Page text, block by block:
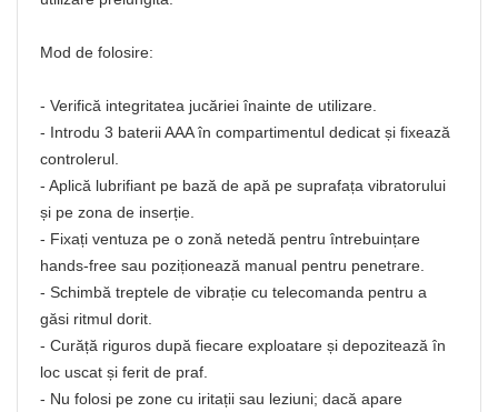
Mod de folosire:
- Verifică integritatea jucăriei înainte de utilizare.
- Introdu 3 baterii AAA în compartimentul dedicat și fixează
controlerul.
- Aplică lubrifiant pe bază de apă pe suprafața vibratorului
și pe zona de inserție.
- Fixați ventuza pe o zonă netedă pentru întrebuințare
hands-free sau poziționează manual pentru penetrare.
- Schimbă treptele de vibrație cu telecomanda pentru a
găsi ritmul dorit.
- Curăță riguros după fiecare exploatare și depozitează în
loc uscat și ferit de praf.
- Nu folosi pe zone cu iritații sau leziuni; dacă apare